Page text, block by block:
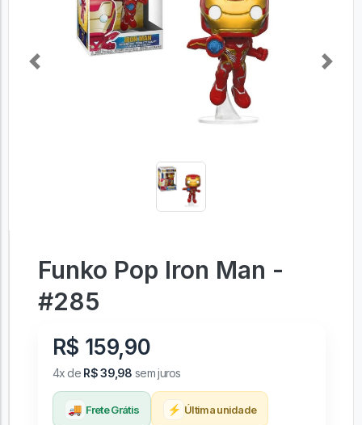
Previous Next
Funko Pop Iron Man -
#285
R$ 159,90
4x de R$ 39,98 sem juros
🚚 Frete Grátis ⚡ Última unidade